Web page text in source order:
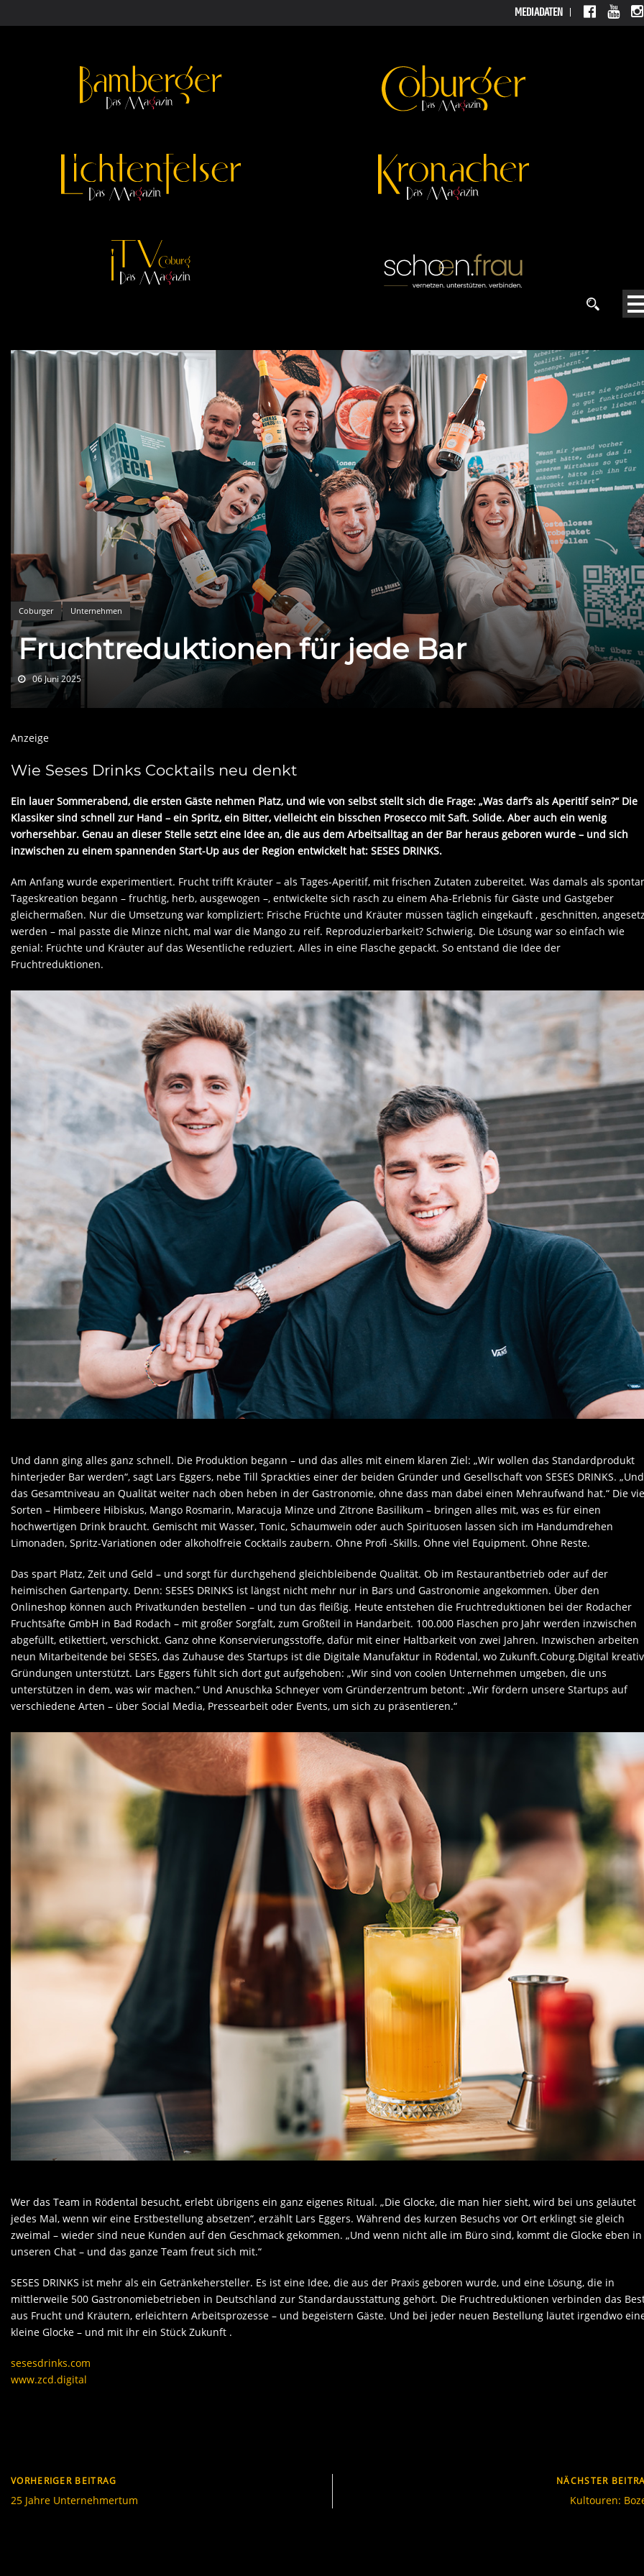
MEDIADATEN
Coburger Unternehmen
Fruchtreduktionen für jede Bar
06 Juni 2025
Anzeige
Wie Seses Drinks Cocktails neu denkt
Ein lauer Sommerabend, die ersten Gäste nehmen Platz, und wie von selbst stellt sich die Frage: „Was darf’s als Aperitif sein?“ Die
Klassiker sind schnell zur Hand – ein Spritz, ein Bitter, vielleicht ein bisschen Prosecco mit Saft. Solide. Aber auch ein wenig
vorhersehbar. Genau an dieser Stelle setzt eine Idee an, die aus dem Arbeitsalltag an der Bar heraus geboren wurde – und sich
inzwischen zu einem spannenden Start-Up aus der Region entwickelt hat: SESES DRINKS.
Am Anfang wurde experimentiert. Frucht trifft Kräuter – als Tages-Aperitif, mit frischen Zutaten zubereitet. Was damals als
Tageskreation begann – fruchtig, herb, ausgewogen –, entwickelte sich rasch zu einem Aha-Erlebnis für Gäste und Gastgeber
gleichermaßen. Nur die Umsetzung war kompliziert: Frische Früchte und Kräuter müssen täglich eingekauft , geschnitten,
werden – mal passte die Minze nicht, mal war die Mango zu reif. Reproduzierbarkeit? Schwierig. Die Lösung war so einfach wie
genial: Früchte und Kräuter auf das Wesentliche reduziert. Alles in eine Flasche gepackt. So entstand die Idee der
Fruchtreduktionen.
Und dann ging alles ganz schnell. Die Produktion begann – und das alles mit einem klaren Ziel: „Wir wollen das Standardprodukt
hinterjeder Bar werden“, sagt Lars Eggers, nebe Till Sprackties einer der beiden Gründer und Gesellschaft von SESES DRINKS. „Und
das Gesamtniveau an Qualität weiter nach oben heben in der Gastronomie, ohne dass man dabei einen Mehraufwand hat.“ Die
Sorten – Himbeere Hibiskus, Mango Rosmarin, Maracuja Minze und Zitrone Basilikum – bringen alles mit, was es für einen
hochwertigen Drink braucht. Gemischt mit Wasser, Tonic, Schaumwein oder auch Spirituosen lassen sich im Handumdrehen
Limonaden, Spritz-Variationen oder alkoholfreie Cocktails zaubern. Ohne Profi -Skills. Ohne viel Equipment. Ohne Reste.
Das spart Platz, Zeit und Geld – und sorgt für durchgehend gleichbleibende Qualität. Ob im Restaurantbetrieb oder auf der
heimischen Gartenparty. Denn: SESES DRINKS ist längst nicht mehr nur in Bars und Gastronomie angekommen. Über den
Onlineshop können auch Privatkunden bestellen – und tun das fleißig. Heute entstehen die Fruchtreduktionen bei der Rodacher
Fruchtsäfte GmbH in Bad Rodach – mit großer Sorgfalt, zum Großteil in Handarbeit. 100.000 Flaschen pro Jahr werden inzwischen
abgefüllt, etikettiert, verschickt. Ganz ohne Konservierungsstoffe, dafür mit einer Haltbarkeit von zwei Jahren. Inzwischen arbeiten
neun Mitarbeitende bei SESES, das Zuhause des Startups ist die Digitale Manufaktur in Rödental, wo Zukunft.Coburg.Digital
Gründungen unterstützt. Lars Eggers fühlt sich dort gut aufgehoben: „Wir sind von coolen Unternehmen umgeben, die uns
unterstützen in dem, was wir machen.“ Und Anuschka Schneyer vom Gründerzentrum betont: „Wir fördern unsere Startups auf
verschiedene Arten – über Social Media, Pressearbeit oder Events, um sich zu präsentieren.“
Wer das Team in Rödental besucht, erlebt übrigens ein ganz eigenes Ritual. „Die Glocke, die man hier sieht, wird bei uns geläutet
jedes Mal, wenn wir eine Erstbestellung absetzen“, erzählt Lars Eggers. Während des kurzen Besuchs vor Ort erklingt sie gleich
zweimal – wieder sind neue Kunden auf den Geschmack gekommen. „Und wenn nicht alle im Büro sind, kommt die Glocke eben in
unseren Chat – und das ganze Team freut sich mit.“
SESES DRINKS ist mehr als ein Getränkehersteller. Es ist eine Idee, die aus der Praxis geboren wurde, und eine Lösung, die in
mittlerweile 500 Gastronomiebetrieben in Deutschland zur Standardausstattung gehört. Die Fruchtreduktionen verbinden das
aus Frucht und Kräutern, erleichtern Arbeitsprozesse – und begeistern Gäste. Und bei jeder neuen Bestellung läutet irgendwo
kleine Glocke – und mit ihr ein Stück Zukunft .
sesesdrinks.com
www.zcd.digital
VORHERIGER BEITRAG
25 Jahre Unternehmertum
NÄCHSTER
Kultouren: